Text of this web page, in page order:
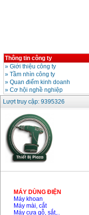
Thông tin công ty
» Giới thiệu công ty
» Tầm nhìn công ty
» Quan điểm kinh doanh
» Cơ hội nghề nghiệp
Lượt truy cập: 9395326
MÁY DÙNG ĐIỆN
Máy khoan
Máy mài, cắt
Máy cưa gỗ, sắt,..